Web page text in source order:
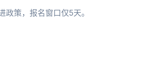
策，报名窗口仅5天。